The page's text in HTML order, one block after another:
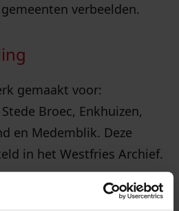
verbeelden.
gemaakt voor:
Broec, Enkhuizen,
en Medemblik. Deze
in het Westfries Archief.
te bekijken tijdens de